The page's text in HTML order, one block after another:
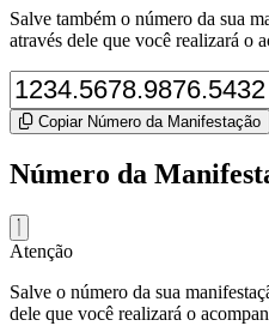
Salve também o número da sua
através dele que você realizará o
Copiar Número da Manifestação
Número da
Atenção
Salve o número da sua
dele que você realizará o